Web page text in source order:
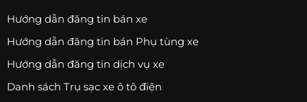
Hướng dẫn đăng tin bán xe
Hướng dẫn đăng tin bán Phụ tùng xe
Hướng dẫn đăng tin dịch vụ xe
Danh sách Trụ sạc xe ô tô điện